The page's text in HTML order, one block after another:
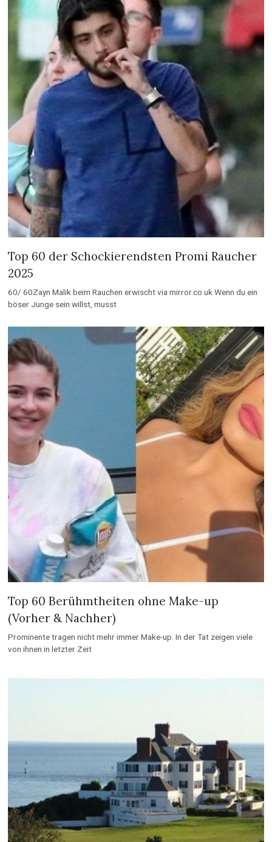
Top 60 der Schockierendsten Promi Raucher
2025
60/ 60Zayn Malik beim Rauchen erwischt via mirror.co.uk Wenn du ein
böser Junge sein willst, musst
Top 60 Berühmtheiten ohne Make-up
(Vorher & Nachher)
Prominente tragen nicht mehr immer Make-up. In der Tat zeigen viele
von ihnen in letzter Zeit